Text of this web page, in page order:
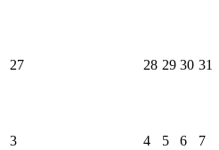
27 28 29 30 31
3 4 5 6 7